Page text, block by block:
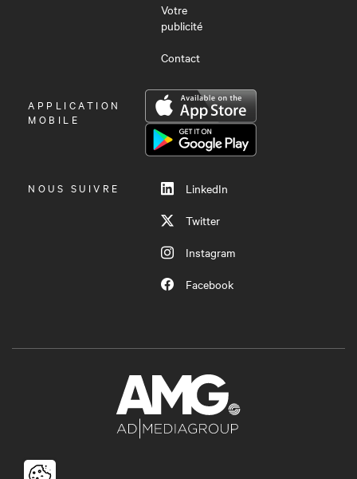
Votre
publicité
Contact
OUVRIR
LE
APPLICATION
MOBILE
NOUS SUIVRE
LinkedIn
Twitter
Instagram
Facebook